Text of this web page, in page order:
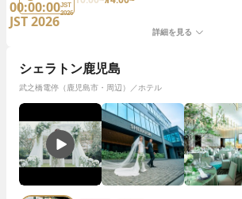
00:00:00
JST 2026
JST
2026
詳細を見る
シェラトン鹿児島
武之橋電停（鹿児島市・周辺）／ホテル